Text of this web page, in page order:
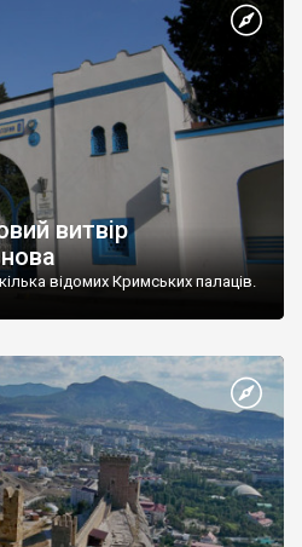
витвір
відомих Кримських палаців.